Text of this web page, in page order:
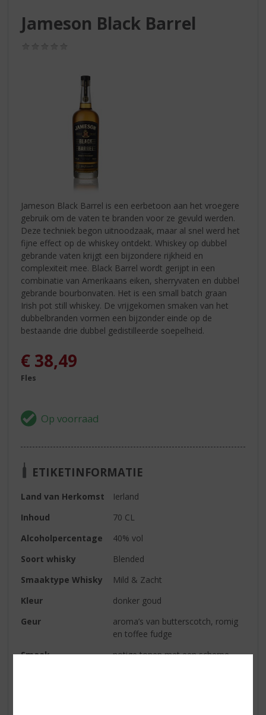
Jameson Black Barrel
Jameson Black Barrel is een eerbetoon aan het vroegere
gebruik om de vaten te branden voor ze gevuld werden.
Deze techniek begon uitnoodzaak, maar al snel werd het
fijne effect op de whiskey ontdekt. Whiskey op dubbel
gebrande vaten krijgt een bijzondere rijkheid en
complexiteit mee. Black Barrel wordt gerijpt in een
combinatie van Amerikaans eiken, sherryvaten en dubbel
gebrande bourbonvaten. Het is een small batch graan
Irish pot still whiskey. De vrijgekomen smaken van het
dubbelbranden vormen een bijzonder einde op de
bestaande drie dubbel gedistilleerde soepelheid.
€ 38,49
Fles
ETIKETINFORMATIE
Land van Herkomst
Ierland
Inhoud
70 CL
Alcoholpercentage
40% vol
Soort whisky
Blended
Smaaktype Whisky
Mild & Zacht
Kleur
donker goud
Geur
aroma’s van butterscotch, romig
en toffee fudge
Smaak
notige tonen met een scherpe